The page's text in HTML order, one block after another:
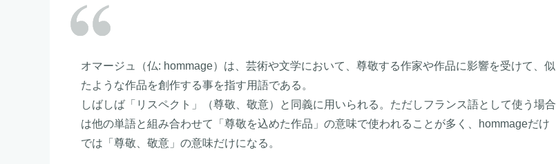
オマージュ（仏: hommage）は、芸術や文学において、尊敬する作家や作品に影響を受けて、似
たような作品を創作する事を指す用語である。
しばしば「リスペクト」（尊敬、敬意）と同義に用いられる。ただしフランス語として使う場合
は他の単語と組み合わせて「尊敬を込めた作品」の意味で使われることが多く、hommageだけ
では「尊敬、敬意」の意味だけになる。